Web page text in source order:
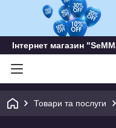
Інтернет магазин
Товари та послуги